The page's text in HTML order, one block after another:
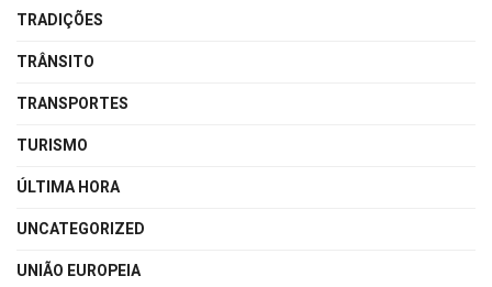
TRADIÇÕES
TRÂNSITO
TRANSPORTES
TURISMO
ÚLTIMA HORA
UNCATEGORIZED
UNIÃO EUROPEIA